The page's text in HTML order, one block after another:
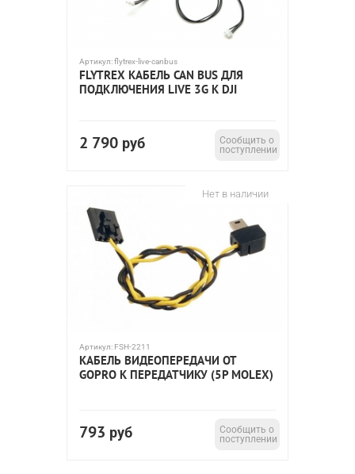
Артикул:flytrex-live-canbus
FLYTREX КАБЕЛЬ CAN BUS ДЛЯ
ПОДКЛЮЧЕНИЯ LIVE 3G К DJI
2 790 руб
Сообщить о
поступлении
Нет в наличии
Артикул: FSH-2211
КАБЕЛЬ ВИДЕОПЕРЕДАЧИ ОТ
GOPRO К ПЕРЕДАТЧИКУ (5P MOLEX)
793 руб
Сообщить о
поступлении